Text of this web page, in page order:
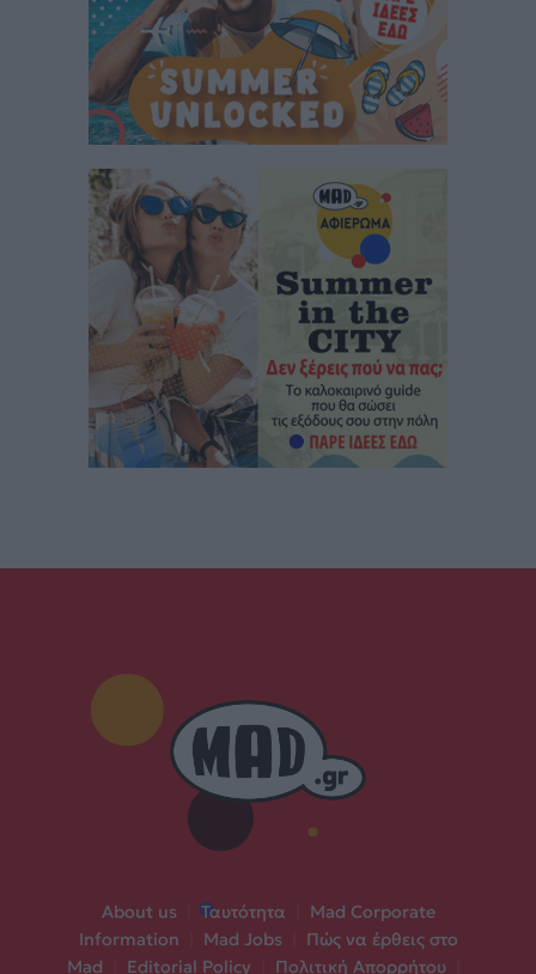
About us Ταυτότητα
Mad Corporate
Information
Mad Jobs
Πώς να έρθεις στο
Mad
Editorial Policy Πολιτική Απορρήτου